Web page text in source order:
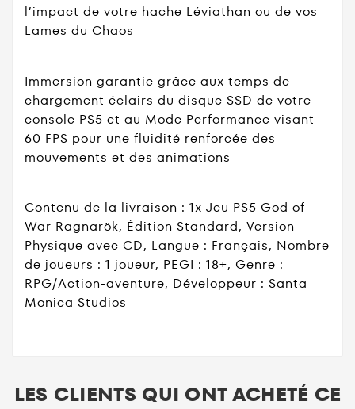
l’impact de votre hache Léviathan ou de vos
Lames du Chaos
Immersion garantie grâce aux temps de
chargement éclairs du disque SSD de votre
console PS5 et au Mode Performance visant
60 FPS pour une fluidité renforcée des
mouvements et des animations
Contenu de la livraison : 1x Jeu PS5 God of
War Ragnarök, Édition Standard, Version
Physique avec CD, Langue : Français, Nombre
de joueurs : 1 joueur, PEGI : 18+, Genre :
RPG/Action-aventure, Développeur : Santa
Monica Studios
LES CLIENTS QUI ONT ACHETÉ CE